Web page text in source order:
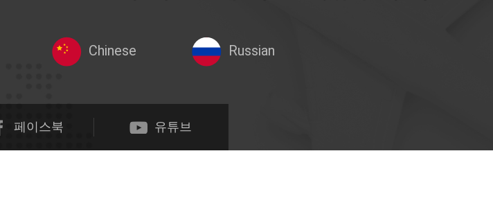
Chinese Russian
페이스북 유튜브